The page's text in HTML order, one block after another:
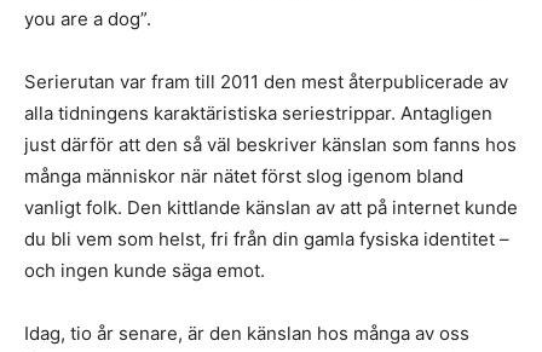
you are a dog”.
Serierutan var fram till 2011 den mest återpublicerade av
alla tidningens karaktäristiska seriestrippar. Antagligen
just därför att den så väl beskriver känslan som fanns hos
många människor när nätet först slog igenom bland
vanligt folk. Den kittlande känslan av att på internet kunde
du bli vem som helst, fri från din gamla fysiska identitet –
och ingen kunde säga emot.
Idag, tio år senare, är den känslan hos många av oss